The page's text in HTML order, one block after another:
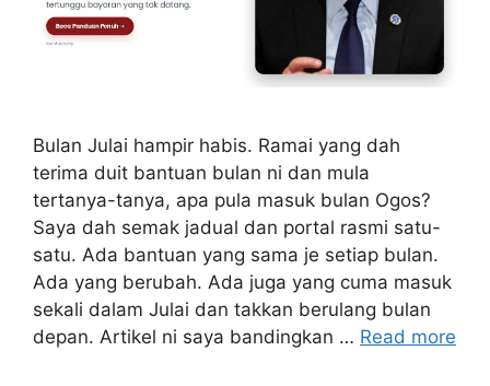
Bulan Julai hampir habis. Ramai yang dah
terima duit bantuan bulan ni dan mula
tertanya-tanya, apa pula masuk bulan Ogos?
Saya dah semak jadual dan portal rasmi satu-
satu. Ada bantuan yang sama je setiap bulan.
Ada yang berubah. Ada juga yang cuma masuk
sekali dalam Julai dan takkan berulang bulan
depan. Artikel ni saya bandingkan … Read more